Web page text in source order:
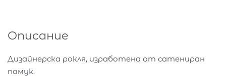
Описание
Дизайнерска рокля, изработена от сатениран
памук.